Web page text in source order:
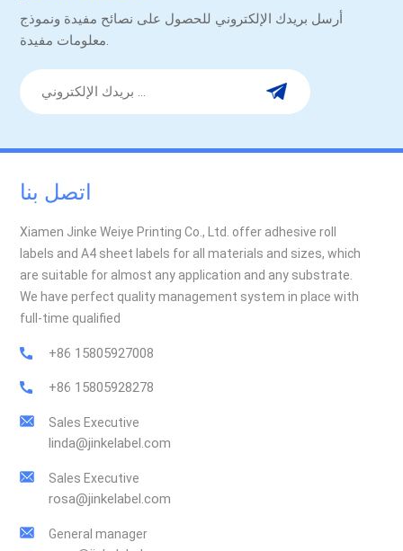
أرسل بريدك الإلكتروني للحصول على نصائح مفيدة ونموذج
معلومات مفيدة.
اتصل بنا
Xiamen Jinke Weiye Printing Co., Ltd. offer adhesive roll
labels and A4 sheet labels for all materials and sizes, which
are suitable for almost any application and any substrate.
We have perfect quality management system in place with
full-time qualified
+86 15805927008
+86 15805928278
Sales Executive
linda@jinkelabel.com
Sales Executive
rosa@jinkelabel.com
General manager